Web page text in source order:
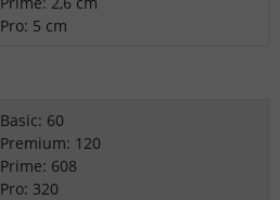
Pro: 5 cm
Basic: 60
Premium: 120
Prime: 608
Pro: 320